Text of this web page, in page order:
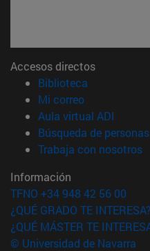
Accesos directos
Biblioteca
Mi correo(abre en
Aula virtual ADI
Búsqueda de personas
Trabaja con nosotros
Información
TFNO +34 948 42 56 00
¿QUÉ GRADO TE INTERESA?
¿QUÉ MÁSTER TE
© Universidad de Navarra